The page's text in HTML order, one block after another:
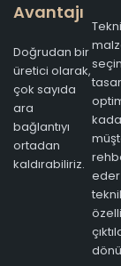
Avantajı
Doğrudan bir
üretici olarak,
çok sayıda
ara
bağlantıyı
ortadan
kaldırabiliriz.